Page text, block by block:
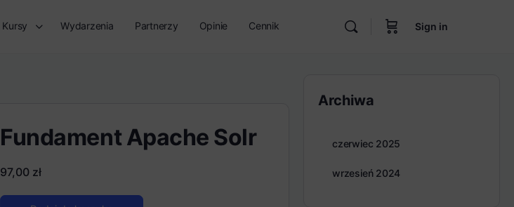
Kursy Wydarzenia Partnerzy Opinie Cennik Sign in
Fundament Apache Solr
97,00 zł
Archiwa
czerwiec 2025
wrzesień 2024